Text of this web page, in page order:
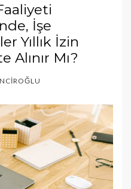
İşe
Yıllık İzin
Alınır Mı?